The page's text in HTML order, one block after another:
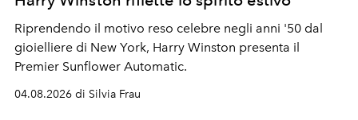
Riprendendo il motivo reso celebre negli anni '50 dal
gioielliere di New York, Harry Winston presenta il
Premier Sunflower Automatic.
04.08.2026 di Silvia Frau